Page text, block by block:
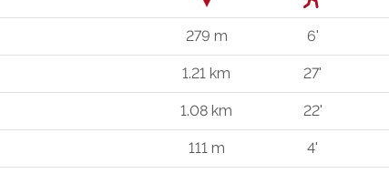
279 m 6'
1.21 km 27'
1.08 km 22'
111 m 4'